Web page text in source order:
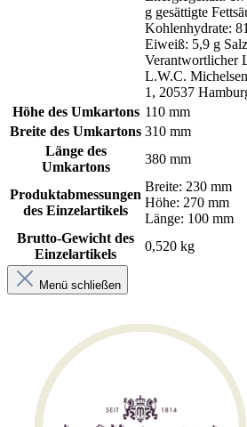
g gesättigte
Kohlenhydrate:
Eiweiß: 5,9 g
Verantwortlicher
L.W.C.
1, 20537
Höhe des Umkartons 110 mm
Breite des Umkartons 310 mm
Länge des
Umkartons
380 mm
Produktabmessungen
des Einzelartikels
Breite: 230 mm
Höhe: 270 mm
Länge: 100 mm
Brutto-Gewicht des
Einzelartikels
0,520 kg
Menü schließen